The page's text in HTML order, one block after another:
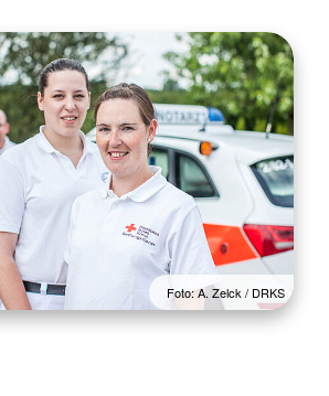
Foto: A. Zelck / DRKS